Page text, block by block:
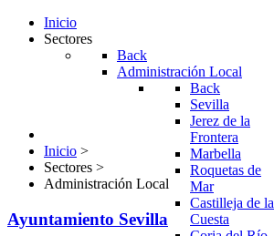
Inicio
Sectores
Back
Administración Local
Back
Sevilla
Jerez de la
Frontera
Marbella
Roquetas de
Mar
Castilleja de la
Cuesta
Inicio >
Sectores >
Administración Local
Ayuntamiento Sevilla